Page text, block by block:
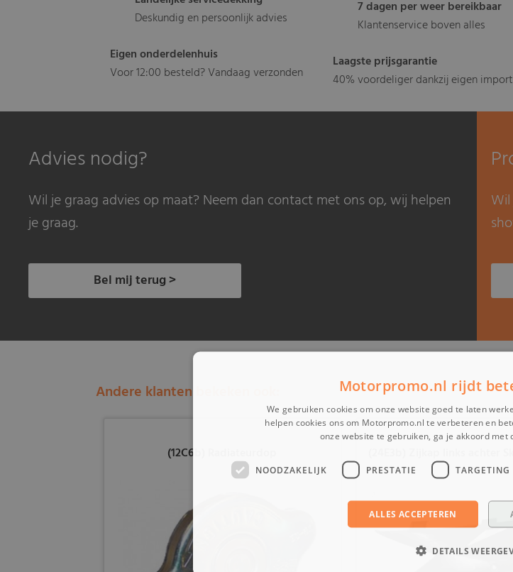
Deskundig en persoonlijk advies
Eigen onderdelenhuis
Voor 12:00 besteld? Vandaag verzonden
7 dagen per weer bereikbaar
Klantenservice boven alles
Laagste prijsgarantie
40% voordeliger dankzij eigen import
Advies nodig?
Wil je graag advies op maat? Neem dan contact met ons op, wij helpen
je graag.
Bel mij terug >
Andere klanten bekeken ook:
(12C6b) Radiateurdop
Motorpromo.nl rijdt
We gebruiken cookies om onze website goed te laten
helpen cookies ons om Motorpromo.nl te verbeteren en
onze website te gebruiken, ga je akkoord met
NOODZAKELIJK PRESTATIE TARGETING
ALLES ACCEPTEREN
DETAILS